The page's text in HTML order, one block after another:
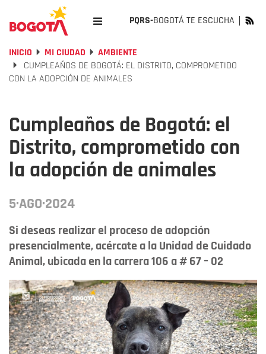
PQRS-BOGOTÁ TE ESCUCHA
INICIO MI CIUDAD
AMBIENTE
CUMPLEAÑOS DE BOGOTÁ: EL DISTRITO, COMPROMETIDO
CON LA ADOPCIÓN DE ANIMALES
Cumpleaños de Bogotá: el
Distrito, comprometido con
la adopción de animales
5·AGO·2024
Si deseas realizar el proceso de adopción
presencialmente, acércate a la Unidad de Cuidado
Animal, ubicada en la carrera 106 a # 67 – 02